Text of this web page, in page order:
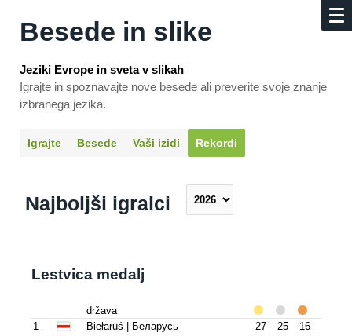
Besede in slike
Jeziki Evrope in sveta v slikah
Igrajte in spoznavajte nove besede ali preverite svoje znanje
izbranega jezika.
Igrajte Besede Vaši izidi Rekordi
Najboljši igralci
Lestvica medalj
država
1
Biełaruś | Беларусь 27 25
16